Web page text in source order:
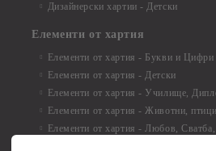
Дизайнерски хартии - Детски
Елементи от хартия
Елементи от хартия - Букви и Цифри
Елементи от хартия - Детски
Елементи от хартия - Училище,
Елементи от хартия - Животни,
Елементи от хартия - Любов,